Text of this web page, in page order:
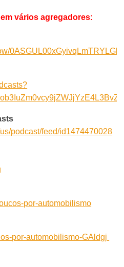
vários agregadores:
0ASGUL00xGyivqLmTRYLGh
podcast/feed/id1474470028
por-automobilismo
por-automobilismo-GAldgj